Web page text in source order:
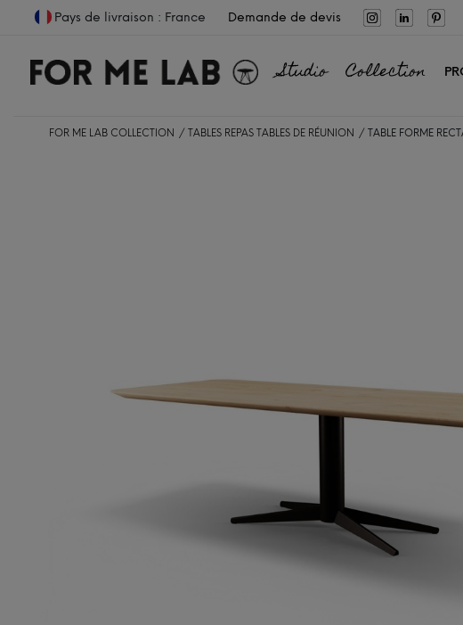
Pays de livraison : France Demande de devis
Studio Collection
FOR ME LAB COLLECTION TABLES REPAS TABLES DE RÉUNION TABLE FORME